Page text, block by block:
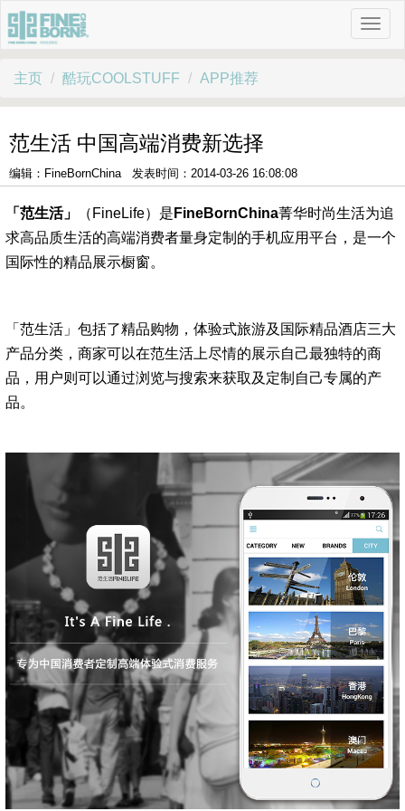
主页 酷玩COOLSTUFF APP推荐
范生活 中国高端消费新选择
编辑：FineBornChina 发表时间：2014-03-26 16:08:08
「范生活」 （FineLife）是 FineBornChina菁华时尚生活为追
求高品质生活的高端消费者量身定制的手机应用平台，是一个
国际性的精品展示橱窗。
「范生活」包括了精品购物，体验式旅游及国际精品酒店三大
产品分类，商家可以在范生活上尽情的展示自己最独特的商
品，用户则可以通过浏览与搜索来获取及定制自己专属的产
品。